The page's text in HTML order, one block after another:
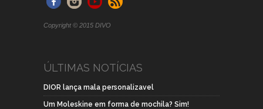
Copyright © 2015 DIVO
ÚLTIMAS NOTÍCIAS
DIOR lança mala personalizavel
Um Moleskine em forma de mochila? Sim!